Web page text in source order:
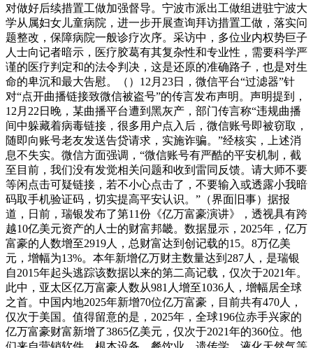
对做好后续措置工做加强督导。宁波市派出工做组进驻宁波大
学从属妇女儿童病院，进一步开展查询拜访措置工做，落实问
题整改，保障病院一般诊疗次序。采访中，多位业内权势巨子
人士向记者暗示，医疗胶葛有其复杂性和专业性，需要科学严
谨的医疗判定和的法令判决，这是还原的准确路子，也是对生
命的卑沉和最大告慰。（）12月23日，微信平台“过滤器”针
对“点开曲播链接致微信被盗号”的传言发布声明。声明提到，
12月22日晚，某曲播平台遭到黑灰产，部门传言称“违规曲播
间中躲藏着病毒链接，很多用户点入后，微信账号即被窃取，
随即向账号老友发送告贷请求，实施诈骗。”经核实，上述消
息不失实。微信方面强调，“微信账号有严酷的平安机制，截
至目前，我们没有发觉相关问题和收到雷同反馈。请大师不要
等闲点击可疑链接，若不小心点击了，不要输入或透露小我暗
码取手机验证码，切实提高平安认识。”（界面旧事）据报
道，日前，瑞银发布了第11份《亿万富豪演讲》，透视具有跨
越10亿美元资产的人士的财富邦畿。数据显示，2025年，亿万
富豪的人数增至2919人，总财富达到创记载的15。8万亿美
元，增幅为13%。本年新增亿万财主数量达到287人，是瑞银
自2015年起头逃踪该数据以来的第二高记载，仅次于2021年。
此中，亚太区亿万富豪人数从981人增至1036人，增幅居全球
之首。中国内地2025年新增70位亿万富豪，目前共有470人，
仅次于美国。值得留意的是，2025年，全球196位赤手兴家的
亿万富豪财富新增了3865亿美元，仅次于2021年的360位。他